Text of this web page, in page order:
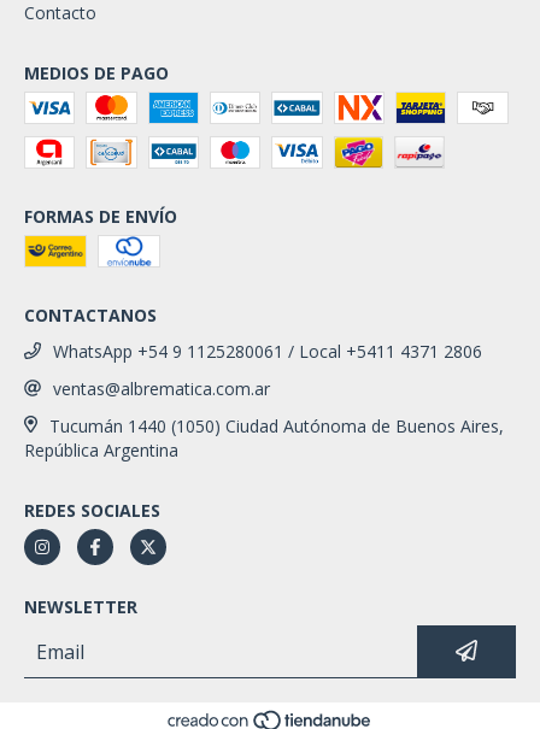
Contacto
MEDIOS DE PAGO
FORMAS DE ENVÍO
CONTACTANOS
WhatsApp +54 9 1125280061 / Local +5411 4371 2806
ventas@albrematica.com.ar
Tucumán 1440 (1050) Ciudad Autónoma de Buenos Aires,
República Argentina
REDES SOCIALES
NEWSLETTER